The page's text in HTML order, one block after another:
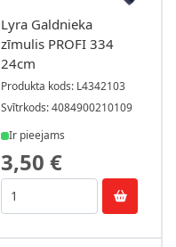
Lyra Galdnieka
zīmulis PROFI 334
24cm
Produkta kods: L4342103
Svītrkods: 4084900210109
Ir pieejams
3,50 €